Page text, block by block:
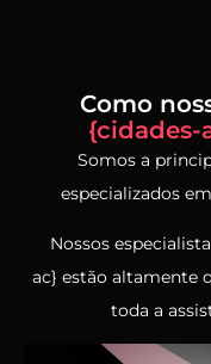
Como
{cidades-
Somos a
especializados
Nossos
ac} estão altamente
toda a